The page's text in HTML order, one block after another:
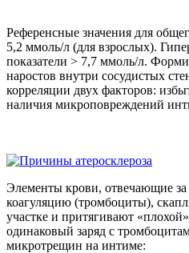
Референсные значения для
5,2 ммоль/л (для взрослых).
показатели > 7,7 ммоль/л.
наростов внутри сосудистых
корреляции двух факторов:
наличия микроповреждений
Элементы крови, отвечающие
коагуляцию (тромбоциты),
участке и притягивают
одинаковый заряд с
микротрещин на интиме: